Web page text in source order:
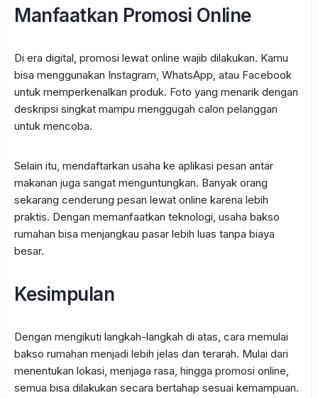
Manfaatkan Promosi Online
Di era digital, promosi lewat online wajib dilakukan. Kamu
bisa menggunakan Instagram, WhatsApp, atau Facebook
untuk memperkenalkan produk. Foto yang menarik dengan
deskripsi singkat mampu menggugah calon pelanggan
untuk mencoba.
Selain itu, mendaftarkan usaha ke aplikasi pesan antar
makanan juga sangat menguntungkan. Banyak orang
sekarang cenderung pesan lewat online karena lebih
praktis. Dengan memanfaatkan teknologi, usaha bakso
rumahan bisa menjangkau pasar lebih luas tanpa biaya
besar.
Kesimpulan
Dengan mengikuti langkah-langkah di atas, cara memulai
bakso rumahan menjadi lebih jelas dan terarah. Mulai dari
menentukan lokasi, menjaga rasa, hingga promosi online,
semua bisa dilakukan secara bertahap sesuai kemampuan.